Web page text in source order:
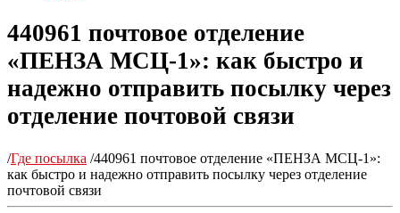
440961 почтовое отделение
«ПЕНЗА МСЦ-1»: как быстро и
надежно отправить посылку через
отделение почтовой связи
/Где посылка /440961 почтовое отделение «ПЕНЗА МСЦ-1»:
как быстро и надежно отправить посылку через отделение
почтовой связи